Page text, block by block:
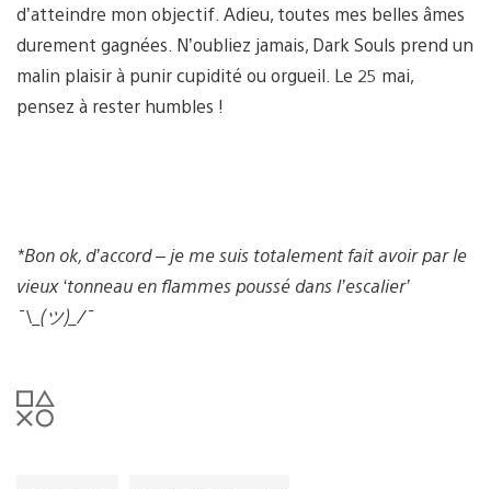
d’atteindre mon objectif. Adieu, toutes mes belles âmes
durement gagnées. N’oubliez jamais, Dark Souls prend un
malin plaisir à punir cupidité ou orgueil. Le 25 mai,
pensez à rester humbles !
*Bon ok, d’accord – je me suis totalement fait avoir par le
vieux ‘tonneau en flammes poussé dans l’escalier’
¯\_(ツ)_/¯